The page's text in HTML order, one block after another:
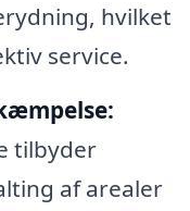
hvilket
service.
tilbyder
af arealer